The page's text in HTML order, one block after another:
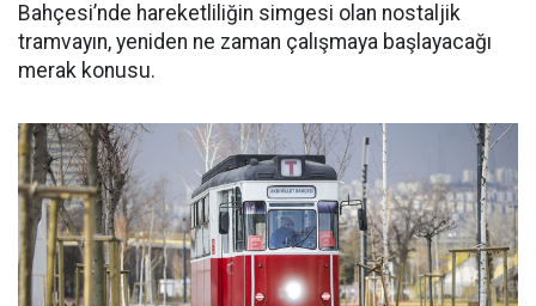
Bahçesi’nde hareketliliğin simgesi olan nostaljik
tramvayın, yeniden ne zaman çalışmaya başlayacağı
merak konusu.